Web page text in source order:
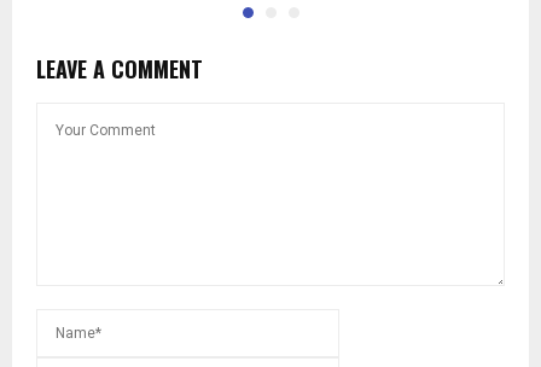
LEAVE A COMMENT